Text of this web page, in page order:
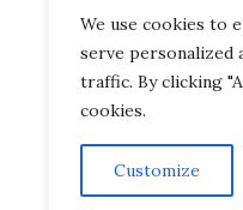
We use cookies to
serve personalized
traffic. By clicking
cookies.
Customize